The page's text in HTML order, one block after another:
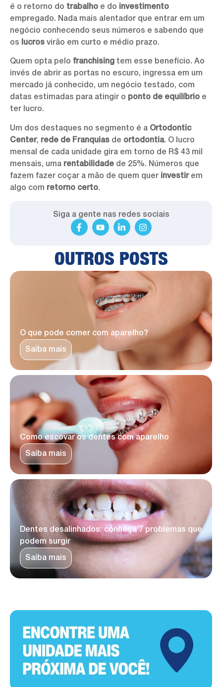
é o retorno do trabalho e do
investimento
empregado. Nada mais alentador que entrar em um
negócio conhecendo seus números e sabendo que
os lucros virão em curto e médio prazo.
Quem opta pelo franchising tem esse benefício. Ao
invés de abrir as portas no escuro, ingressa em um
mercado já conhecido, um negócio testado, com
datas estimadas para atingir o ponto de equilíbrio e
ter lucro.
Um dos destaques no segmento é a Ortodontic
Center, rede de Franquias de ortodontia. O lucro
mensal de cada unidade gira em torno de R$ 43 mil
mensais, uma rentabilidade de 25%. Números que
fazem fazer coçar a mão de quem quer investirem
algo com retorno certo.
Siga a gente nas redes sociais
OUTROS POSTS
O que pode comer com aparelho?
Saiba mais
Como escovar os dentes com aparelho
Saiba mais
Dentes desalinhados: conheça 7 problemas que
podem surgir
Saiba mais